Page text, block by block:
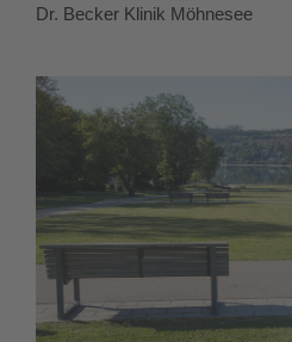
Dr. Becker Klinik Möhnesee